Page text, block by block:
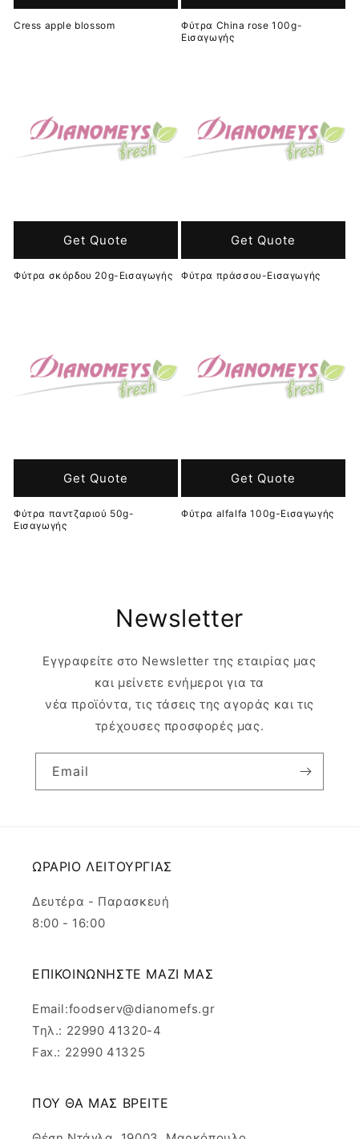
Cress apple blossom
Φύτρα China rose 100g-
Εισαγωγής
Φύτρα σκόρδου 20g-Εισαγωγής
Get Quote
Φύτρα πράσσου-Εισαγωγής
Get Quote
Φύτρα παντζαριού 50g-
Εισαγωγής
Get Quote
Φύτρα alfalfa 100g-Εισαγωγής
Get Quote
Newsletter
Εγγραφείτε στο Newsletter της εταιρίας μας
και μείνετε ενήμεροι για τα
νέα προϊόντα, τις τάσεις της αγοράς και τις
τρέχουσες προσφορές μας.
Email
ΩΡΑΡΙΟ ΛΕΙΤΟΥΡΓΙΑΣ
Δευτέρα - Παρασκευή
8:00 - 16:00
ΕΠΙΚΟΙΝΩΝΗΣΤΕ ΜΑΖΙ ΜΑΣ
Email:foodserv@dianomefs.gr
Τηλ.: 22990 41320-4
Fax.: 22990 41325
ΠΟΥ ΘΑ ΜΑΣ ΒΡΕΙΤΕ